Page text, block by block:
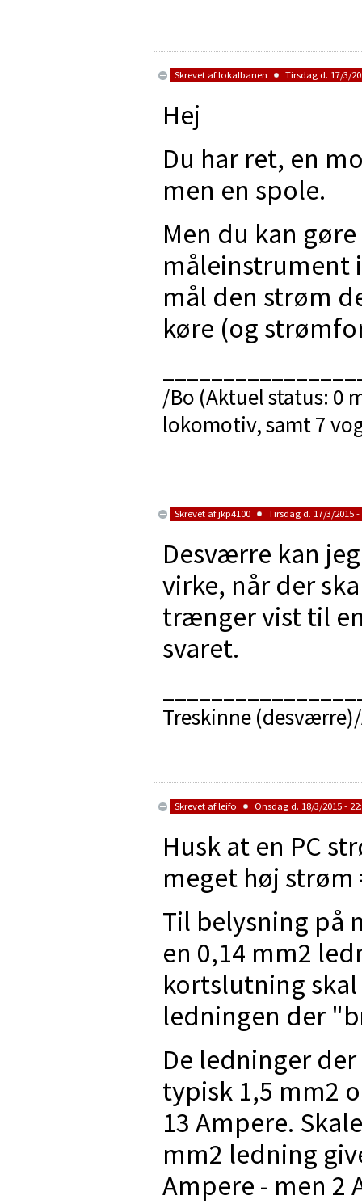
Skrevet aflokalbanen Tirsdag d. 17/3/
Hej
Du har ret, en
men en spole.
Men du kan
måleinstrument
mål den strøm
køre (og
/Bo (Aktuel status: 0
lokomotiv, samt 7
Skrevet afjkp4100 Tirsdag d. 17/3/2015 -
Desværre kan
virke, når der
trænger vist til
svaret.
Treskinne
Skrevet afleifo Onsdag d. 18/3/2015 -
Husk at en PC
meget høj strøm
Til belysning på
en 0,14 mm2
kortslutning
ledningen der
De ledninger
typisk 1,5 mm2
13 Ampere.
mm2 ledning
Ampere - men 2